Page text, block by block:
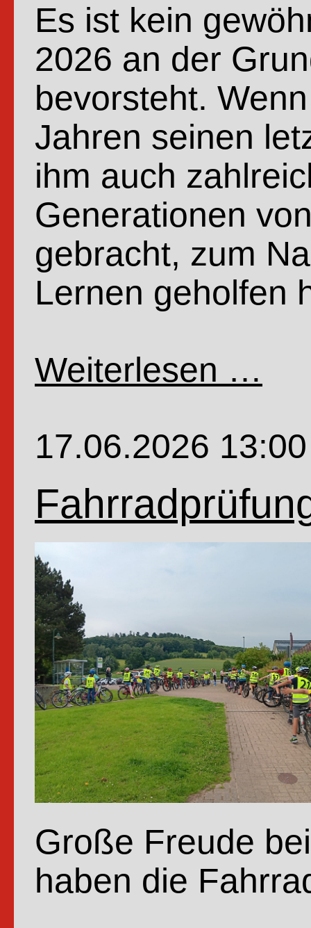
Es ist kein
2026 an der
bevorsteht.
Jahren seinen
ihm auch
Generationen
gebracht, zum
Lernen geholfen
Weiterlesen …
Dr.
Nino
17.06.2026 13:00
Große Freude
haben die